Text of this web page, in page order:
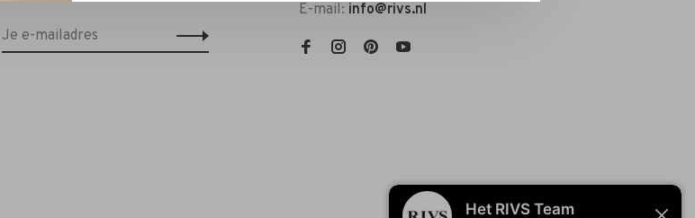
E-mail: info@rivs.nl